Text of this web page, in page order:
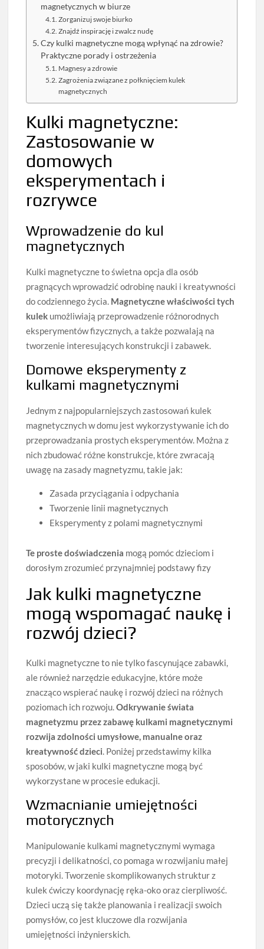
magnetycznych w biurze
Zorganizuj swoje biurko
Znajdź inspirację i zwalcz nudę
Czy kulki magnetyczne mogą wpłynąć na zdrowie?
Praktyczne porady i ostrzeżenia
Magnesy a zdrowie
Zagrożenia związane z połknięciem kulek
magnetycznych
Kulki magnetyczne:
Zastosowanie w
domowych
eksperymentach i
rozrywce
Wprowadzenie do kul
magnetycznych
Kulki magnetyczne to świetna opcja dla osób
pragnących wprowadzić odrobinę nauki i kreatywności
do codziennego życia. Magnetyczne właściwości tych
kulek umożliwiają przeprowadzenie różnorodnych
eksperymentów fizycznych, a także pozwalają na
tworzenie interesujących konstrukcji i zabawek.
Domowe eksperymenty z
kulkami magnetycznymi
Jednym z najpopularniejszych zastosowań kulek
magnetycznych w domu jest wykorzystywanie ich do
przeprowadzania prostych eksperymentów. Można z
nich zbudować różne konstrukcje, które zwracają
uwagę na zasady magnetyzmu, takie jak:
Zasada przyciągania i odpychania
Tworzenie linii magnetycznych
Eksperymenty z polami magnetycznymi
Te proste doświadczenia mogą pomóc dzieciom i
dorosłym zrozumieć przynajmniej podstawy fizy
Jak kulki magnetyczne
mogą wspomagać naukę i
rozwój dzieci?
Kulki magnetyczne to nie tylko fascynujące zabawki,
ale również narzędzie edukacyjne, które może
znacząco wspierać naukę i rozwój dzieci na różnych
poziomach ich rozwoju.Odkrywanie świata
magnetyzmu przez zabawę kulkami magnetycznymi
rozwija zdolności umysłowe, manualne oraz
kreatywność dzieci. Poniżej przedstawimy kilka
sposobów, w jaki kulki magnetyczne mogą być
wykorzystane w procesie edukacji.
Wzmacnianie umiejętności
motorycznych
Manipulowanie kulkami magnetycznymi wymaga
precyzji i delikatności, co pomaga w rozwijaniu małej
motoryki. Tworzenie skomplikowanych struktur z
kulek ćwiczy koordynację ręka-oko oraz cierpliwość.
Dzieci uczą się także planowania i realizacji swoich
pomysłów, co jest kluczowe dla rozwijania
umiejętności inżynierskich.